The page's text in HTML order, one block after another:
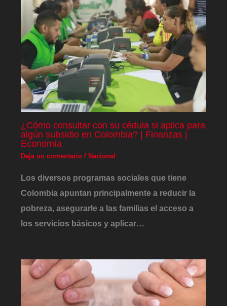
¿Cómo consultar con su cédula si aplica para
algún subsidio en Colombia? | Finanzas |
Economía
Deja un comentario / Nacional
Los diversos programas sociales que tiene
Colombia apuntan principalmente a reducir la
pobreza, asegurarle a las familias el acceso a
los servicios básicos y aplicar…